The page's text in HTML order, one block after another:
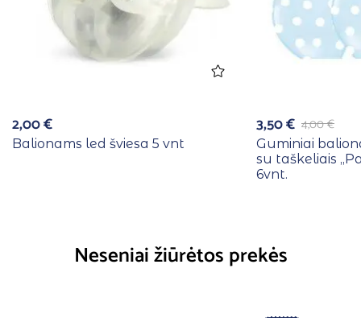
2,00€
Balionams led šviesa 5 vnt
4,00€
3,50€
Guminiai
su taškeliais
6vnt.
Neseniai žiūrėtos prekės